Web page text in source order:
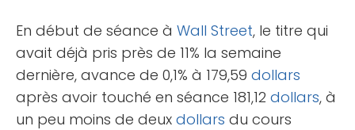
En début de séance à Wall Street, le titre qui
avait déjà pris près de 11% la semaine
dernière, avance de 0,1% à 179,59 dollars
après avoir touché en séance 181,12 dollars, à
un peu moins de deux dollars du cours